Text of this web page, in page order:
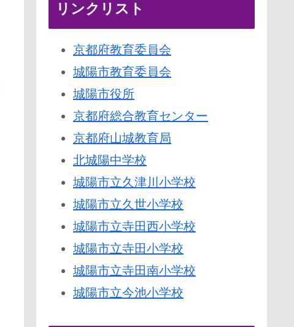
リンクリスト
京都府教育委員会
城陽市教育委員会
城陽市役所
京都府総合教育センター
京都府山城教育局
北城陽中学校
城陽市立久津川小学校
城陽市立久世小学校
城陽市立寺田西小学校
城陽市立寺田小学校
城陽市立寺田南小学校
城陽市立今池小学校